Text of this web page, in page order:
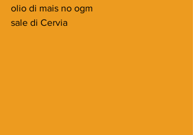
olio di mais no ogm
sale di Cervia